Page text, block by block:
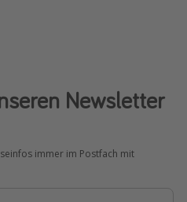
Newsletter
immer im Postfach mit